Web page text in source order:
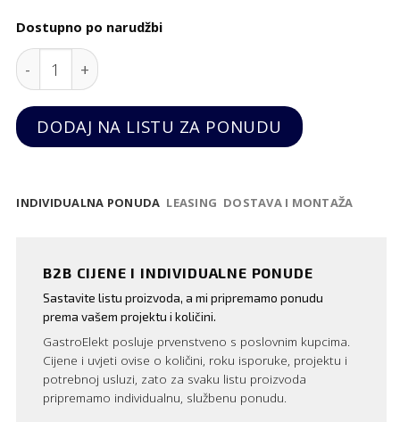
Dostupno po narudžbi
Košara za baguette quantity
DODAJ NA LISTU ZA PONUDU
INDIVIDUALNA PONUDA LEASING DOSTAVA I MONTAŽA
B2B CIJENE I INDIVIDUALNE PONUDE
Sastavite listu proizvoda, a mi pripremamo ponudu
prema vašem projektu i količini.
GastroElekt posluje prvenstveno s poslovnim kupcima.
Cijene i uvjeti ovise o količini, roku isporuke, projektu i
potrebnoj usluzi, zato za svaku listu proizvoda
pripremamo individualnu, službenu ponudu.